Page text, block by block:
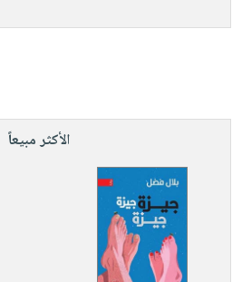
الأكثر مبيعاً